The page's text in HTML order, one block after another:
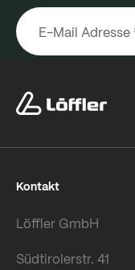
Kontakt
Löffler GmbH
Südtirolerstr. 41